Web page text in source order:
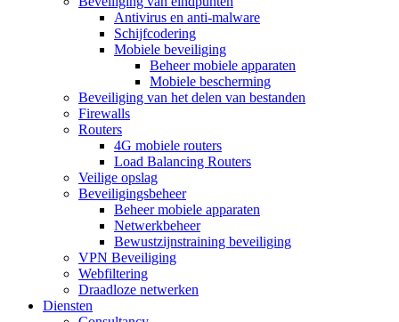
Antivirus en anti-malware
Schijfcodering
Mobiele beveiliging
Beheer mobiele apparaten
Mobiele bescherming
Beveiliging van het delen van bestanden
Firewalls
Routers
4G mobiele routers
Load Balancing Routers
Veilige opslag
Beveiligingsbeheer
Beheer mobiele apparaten
Netwerkbeheer
Bewustzijnstraining beveiliging
VPN Beveiliging
Webfiltering
Draadloze netwerken
Diensten